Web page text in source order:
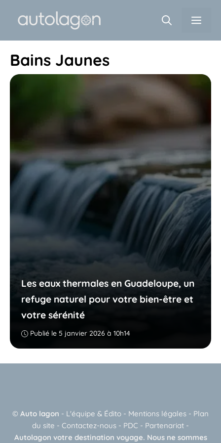
Bains Jaunes
Les eaux thermales en Guadeloupe, un
refuge naturel pour votre bien-être et
votre sérénité
Publié le 5 janvier 2026 à 10h14
© Auto lagon - L'équipe & Édito - Mentions légales - Plan
du site - Contactez-nous - PDC - Partenariat -
Autolagon votre destination voyage. Nous ne sommes